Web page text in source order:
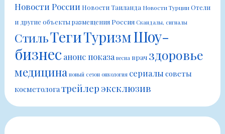
Новости России Новости Таиланда Новости ТурцииОтели
и другие объекты размещенияРоссия Скандалы, сигналы
СтильТегиТуризмШоу-
бизнес анонс показа весна врач здоровье
медицина новый сезон онкология сериалы советы
косметологатрейлер эксклюзив